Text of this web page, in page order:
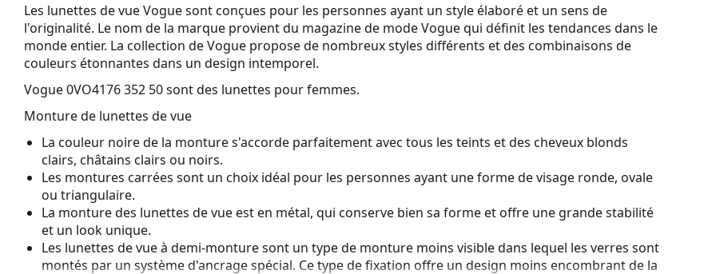
Les lunettes de vue Vogue sont conçues pour les personnes ayant un style élaboré et un sens de
l'originalité. Le nom de la marque provient du magazine de mode Vogue qui définit les tendances dans le
monde entier. La collection de Vogue propose de nombreux styles différents et des combinaisons de
couleurs étonnantes dans un design intemporel.
Vogue 0VO4176 352 50sont des lunettes pour femmes.
Monture de lunettes de vue
La couleur noire de la monture s'accorde parfaitement avec tous les teints et des cheveux blonds
clairs, châtains clairs ou noirs.
Les montures carrées sont un choix idéal pour les personnes ayant une forme de visage ronde, ovale
ou triangulaire.
La monture des lunettes de vue est en métal, qui conserve bien sa forme et offre une grande stabilité
et un look unique.
Les lunettes de vue à demi-monture sont un type de monture moins visible dans lequel les verres sont
montés par un système d'ancrage spécial. Ce type de fixation offre un design moins encombrant de la